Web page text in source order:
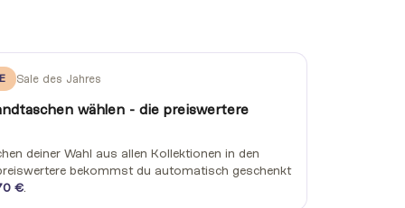
Sale des Jahres
wählen - die preiswertere
deiner Wahl aus allen Kollektionen in den
bekommst du automatisch geschenkt
€